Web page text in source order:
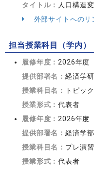
タイトル： 人口構造
外部サイトへのリ
担当授業科目（学内）
履修年度： 2026年度
提供部署名：経済学
授業科目名：
トピッ
授業形式：代表者
履修年度： 2026年度
提供部署名：経済学部
授業科目名： プレ演習
授業形式：代表者